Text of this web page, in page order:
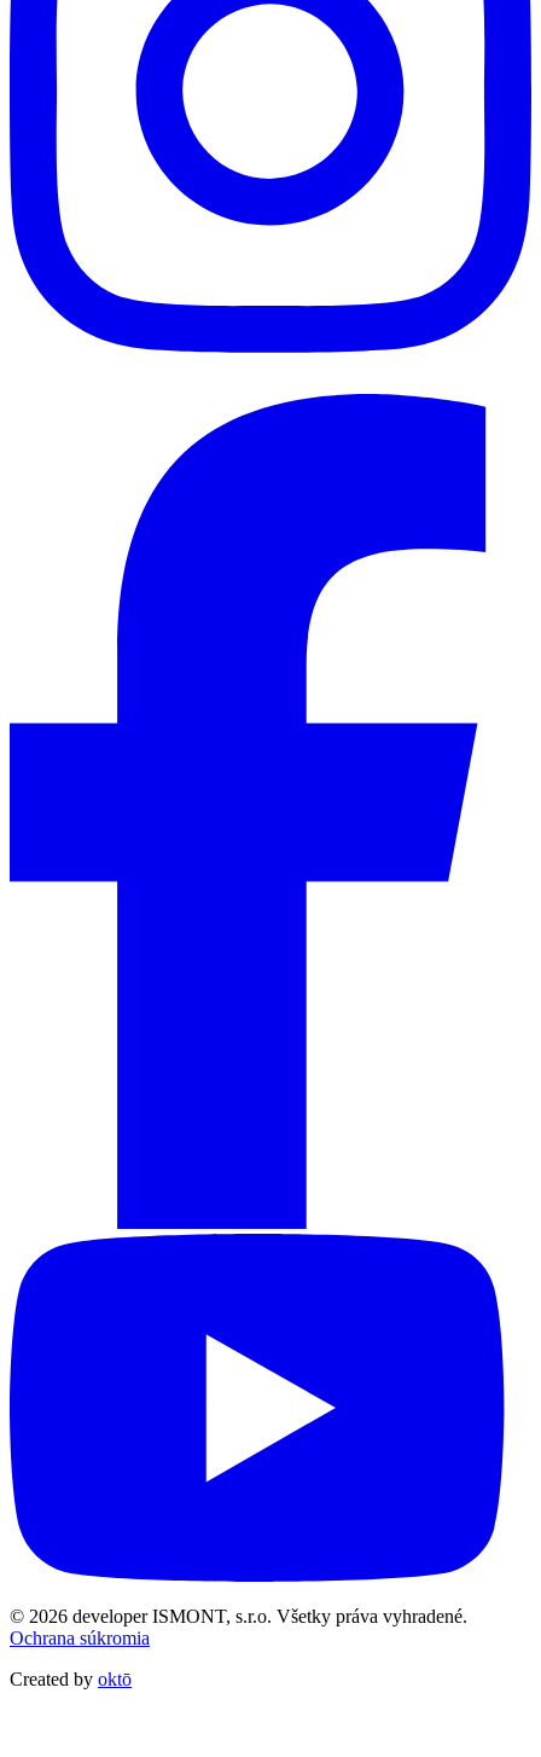
© 2026 developer ISMONT, s.r.o. Všetky práva vyhradené.
Ochrana súkromia
Created by oktō